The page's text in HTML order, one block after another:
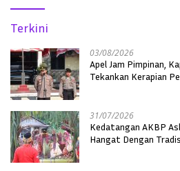
Terkini
03/08/2026
Apel Jam Pimpinan,
Tekankan Kerapian
31/07/2026
Kedatangan AKBP
Hangat Dengan